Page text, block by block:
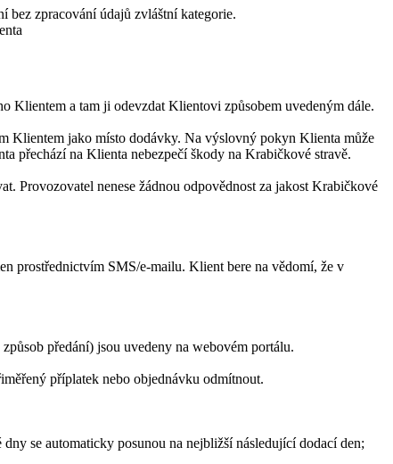
bez zpracování údajů zvláštní kategorie.
Klientem a tam ji odevzdat Klientovi způsobem uvedeným dále.
Klientem jako místo dodávky. Na výslovný pokyn Klienta může
přechází na Klienta nebezpečí škody na Krabičkové stravě.
Provozovatel nenese žádnou odpovědnost za jakost Krabičkové
prostřednictvím SMS/e-mailu. Klient bere na vědomí, že v
předání) jsou uvedeny na webovém portálu.
příplatek nebo objednávku odmítnout.
se automaticky posunou na nejbližší následující dodací den;